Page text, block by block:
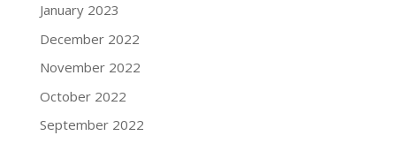
January 2023
December 2022
November 2022
October 2022
September 2022